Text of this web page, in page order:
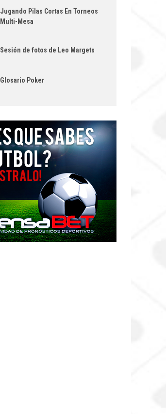
Jugando Pilas Cortas En Torneos
Multi-Mesa
Sesión de fotos de Leo Margets
Glosario Poker